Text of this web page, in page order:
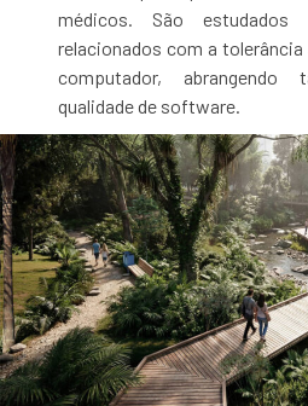
médicos. São
relacionados com a
computador,
qualidade de software.